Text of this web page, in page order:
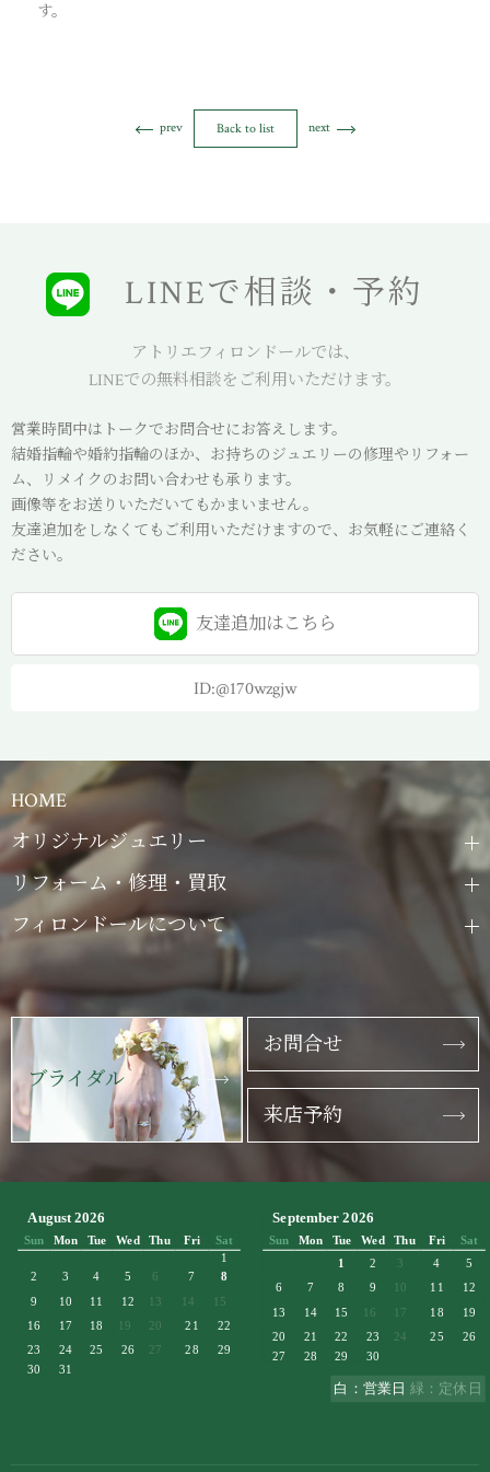
す。
prev Back to list next
LINEで相談・予約
アトリエフィロンドールでは、
LINEでの無料相談をご利用いただけます。
営業時間中はトークでお問合せにお答えします。
結婚指輪や婚約指輪のほか、お持ちのジュエリーの修理やリフォー
ム、リメイクのお問い合わせも承ります。
画像等をお送りいただいてもかまいません。
友達追加をしなくてもご利用いただけますので、お気軽にご連絡く
ださい。
友達追加はこちら
ID:@170wzgjw
HOME
オリジナルジュエリー
リフォーム・修理・買取
フィロンドールについて
ブライダル
お問合せ
来店予約